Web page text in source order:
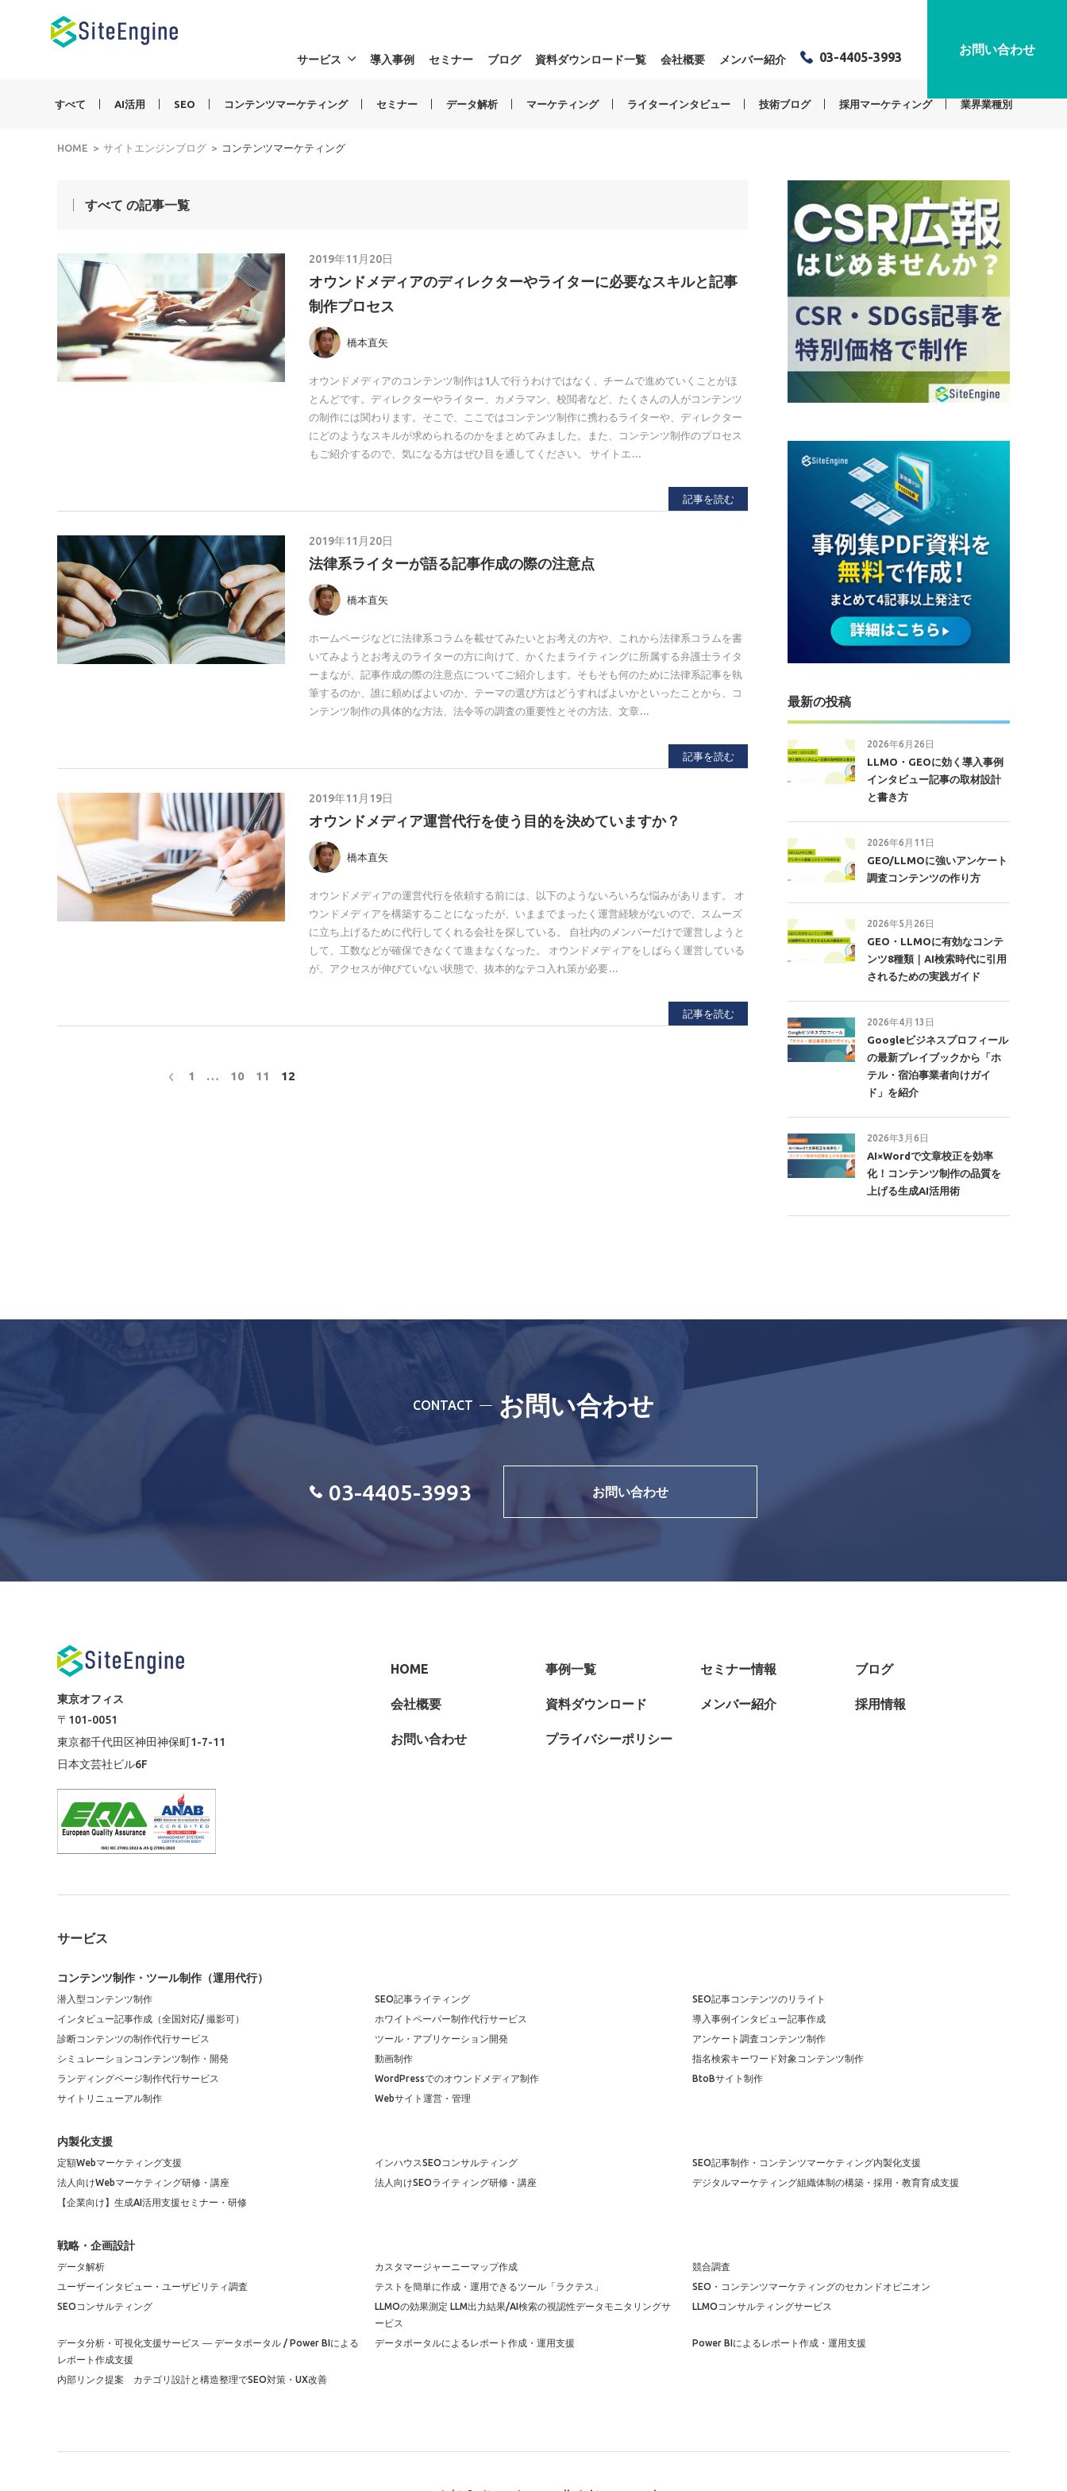
サービス 導入事例 セミナー ブログ 資料ダウンロード一覧 会社概要 メンバー紹介 03-4405-3993
お問い合わせ
すべて AI活用 SEO コンテンツマーケティング セミナー データ解析 マーケティング ライターインタビュー 技術ブログ 採用マーケティング 業界業種別
HOME サイトエンジンブログ コンテンツマーケティング
すべて の記事一覧
2019年11月20日
オウンドメディアのディレクターやライターに必要なスキルと記事
制作プロセス
橋本直矢
オウンドメディアのコンテンツ制作は1人で行うわけではなく、チームで進めていくことがほ
とんどです。ディレクターやライター、カメラマン、校閲者など、たくさんの人がコンテンツ
の制作には関わります。そこで、ここではコンテンツ制作に携わるライターや、ディレクター
にどのようなスキルが求められるのかをまとめてみました。また、コンテンツ制作のプロセス
もご紹介するので、気になる方はぜひ目を通してください。 サイトエ…
記事を読む
2019年11月20日
法律系ライターが語る記事作成の際の注意点
橋本直矢
ホームページなどに法律系コラムを載せてみたいとお考えの方や、これから法律系コラムを書
いてみようとお考えのライターの方に向けて、かくたまライティングに所属する弁護士ライタ
ーまなが、記事作成の際の注意点についてご紹介します。そもそも何のために法律系記事を執
筆するのか、誰に頼めばよいのか、テーマの選び方はどうすればよいかといったことから、コ
ンテンツ制作の具体的な方法、法令等の調査の重要性とその方法、文章…
記事を読む
2019年11月19日
オウンドメディア運営代行を使う目的を決めていますか？
橋本直矢
オウンドメディアの運営代行を依頼する前には、以下のようないろいろな悩みがあります。 オ
ウンドメディアを構築することになったが、いままでまったく運営経験がないので、スムーズ
に立ち上げるために代行してくれる会社を探している。 自社内のメンバーだけで運営しようと
して、工数などが確保できなくて進まなくなった。 オウンドメディアをしばらく運営している
が、アクセスが伸びていない状態で、抜本的なテコ入れ策が必要…
記事を読む
1 … 10 11 12
最新の投稿
2026年6月26日
LLMO・GEOに効く導入事例
インタビュー記事の取材設計
と書き方
2026年6月11日
GEO/LLMOに強いアンケート
調査コンテンツの作り方
2026年5月26日
GEO・LLMOに有効なコンテ
ンツ8種類｜AI検索時代に引用
されるための実践ガイド
2026年4月13日
Googleビジネスプロフィール
の最新プレイブックから「ホ
テル・宿泊事業者向けガイ
ド」を紹介
2026年3月6日
AI×Wordで文章校正を効率
化！コンテンツ制作の品質を
上げる生成AI活用術
CONTACT お問い合わせ
03-4405-3993 お問い合わせ
東京オフィス
〒101-0051
東京都千代田区神田神保町1-7-11
日本文芸社ビル6F
HOME 事例一覧 セミナー情報 ブログ
会社概要 資料ダウンロード メンバー紹介 採用情報
お問い合わせ プライバシーポリシー
サービス
コンテンツ制作・ツール制作（運用代行）
潜入型コンテンツ制作 SEO記事ライティング
SEO記事コンテンツのリライト
インタビュー記事作成（全国対応/ 撮影可）
ホワイトペーパー制作代行サービス
導入事例インタビュー記事作成
診断コンテンツの制作代行サービス
ツール・アプリケーション開発
アンケート調査コンテンツ制作
シミュレーションコンテンツ制作・開発
動画制作
指名検索キーワード対象コンテンツ制作
ランディングページ制作代行サービス
WordPressでのオウンドメディア制作
BtoBサイト制作
サイトリニューアル制作
Webサイト運営・管理
内製化支援
定額Webマーケティング支援 インハウスSEOコンサルティング
SEO記事制作・コンテンツマーケティング内製化支援
法人向けWebマーケティング研修・講座
法人向けSEOライティング研修・講座
デジタルマーケティング組織体制の構築・採用・教育育成支援
【企業向け】生成AI活用支援セミナー・研修
戦略・企画設計
データ解析 カスタマージャーニーマップ作成
競合調査
ユーザーインタビュー・ユーザビリティ調査
テストを簡単に作成・運用できるツール「ラクテス」
SEO・コンテンツマーケティングのセカンドオピニオン
SEOコンサルティング
LLMOの効果測定 LLM出力結果/AI検索の視認性データモニタリングサ
ービス
LLMOコンサルティングサービス
データ分析・可視化支援サービス ― データポータル / Power BIによる
レポート作成支援
データポータルによるレポート作成・運用支援 Power BIによるレポート作成・運用支援
内部リンク提案 カテゴリ設計と構造整理でSEO対策・UX改善